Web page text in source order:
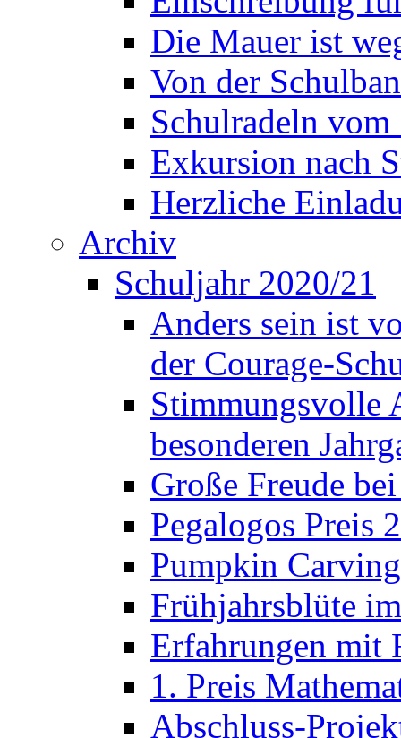
Die Mauer ist
Von der
Schulradeln
Exkursion nach
Herzliche
Archiv
Schuljahr 2020/21
Anders sein ist
der Courage-
Stimmungsvolle
besonderen
Große Freude
Pegalogos Preis
Pumpkin
Frühjahrsblüte
Erfahrungen mit
1. Preis
Abschluss-